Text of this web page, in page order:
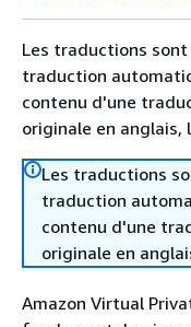
Les traductions
traduction
contenu d'une
originale en anglais,
Les traductions
traduction
contenu d'une
originale en
Amazon Virtual